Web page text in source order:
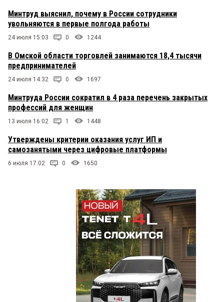
Минтруд выяснил, почему в России сотрудники
увольняются в первые полгода работы
24 июля 15:03 0 1244
В Омской области торговлей занимаются 18,4 тысячи
предпринимателей
24 июля 14:32 0 1697
Минтруда России сократил в 4 раза перечень закрытых
профессий для женщин
13 июля 16:02 1 1448
Утверждены критерии оказания услуг ИП и
самозанятыми через цифровые платформы
6 июля 17:02 0 1650